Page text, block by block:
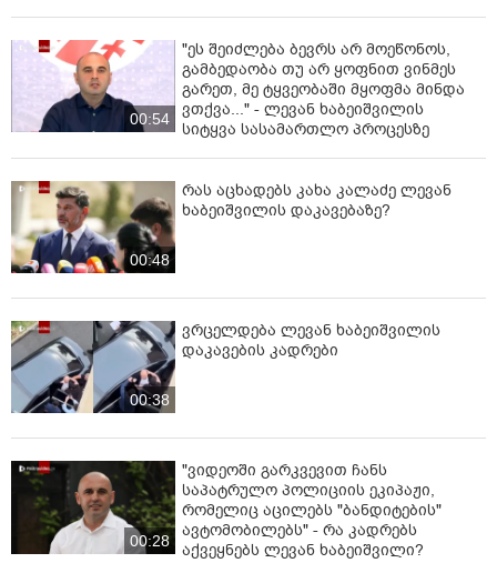
00:54
"ეს შეიძლება ბევრს არ მოეწონოს,
გამბედაობა თუ არ ყოფნით ვინმეს
გარეთ, მე ტყვეობაში მყოფმა მინდა
ვთქვა..." - ლევან ხაბეიშვილის
სიტყვა სასამართლო პროცესზე
00:48
რას აცხადებს კახა კალაძე ლევან
ხაბეიშვილის დაკავებაზე?
00:38
ვრცელდება ლევან ხაბეიშვილის
დაკავების კადრები
00:28
"ვიდეოში გარკვევით ჩანს
საპატრულო პოლიციის ეკიპაჟი,
რომელიც აცილებს "ბანდიტების"
ავტომობილებს" - რა კადრებს
აქვეყნებს ლევან ხაბეიშვილი?